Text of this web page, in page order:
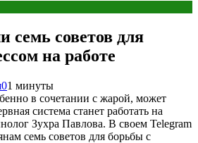
семь советов для
на работе
01 минуты
в сочетании с жарой, может
система станет работать на
Зухра Павлова. В своем Telegram
семь советов для борьбы с